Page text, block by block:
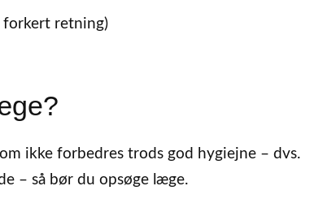
forkert retning)
ikke forbedres trods god hygiejne – dvs.
– så bør du opsøge læge.